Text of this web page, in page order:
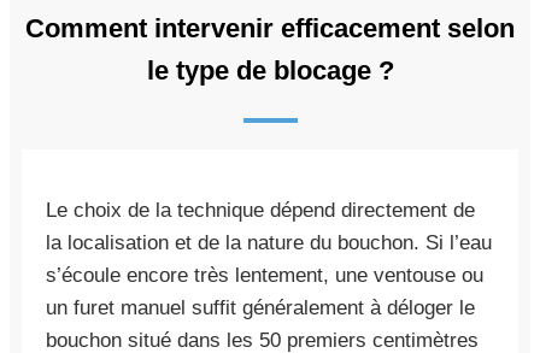
Comment intervenir efficacement selon
le type de blocage ?
Le choix de la technique dépend directement de
la localisation et de la nature du bouchon. Si l’eau
s’écoule encore très lentement, une ventouse ou
un furet manuel suffit généralement à déloger le
bouchon situé dans les 50 premiers centimètres